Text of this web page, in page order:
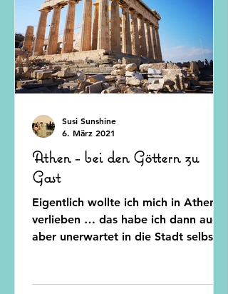
Athen - bei den Göttern zu
Gast
Eigentlich wollte ich mich in Athen
verlieben … das habe ich dann auch,
aber unerwartet in die Stadt selbst.
Susi Sunshine
6. März 2021